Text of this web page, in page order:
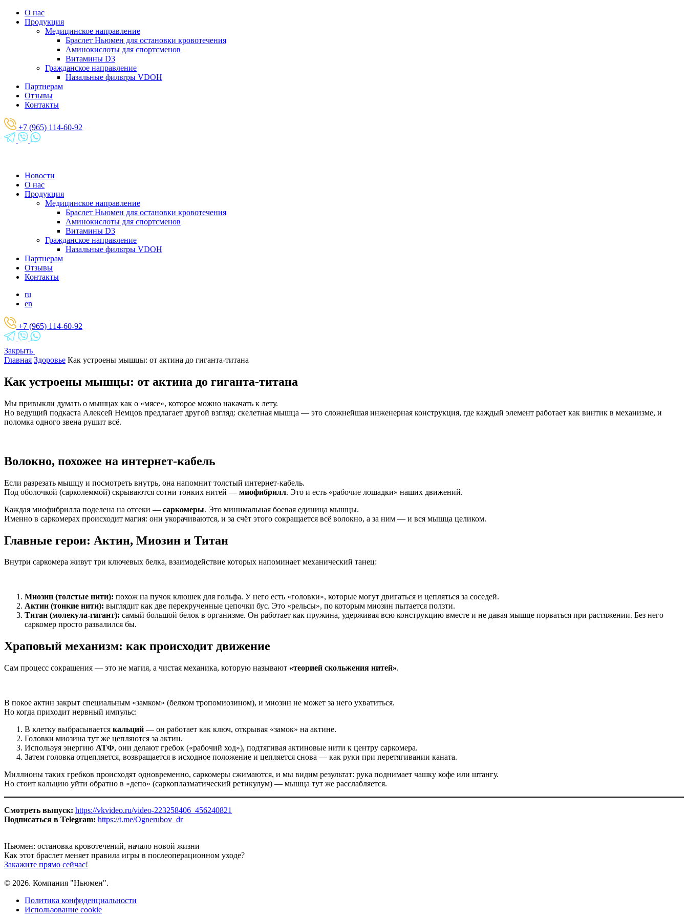
О нас
Продукция
Медицинское направление
Браслет Ньюмен для остановки кровотечения
Аминокислоты для спортсменов
Витамины D3
Гражданское направление
Назальные фильтры VDOH
Партнерам
Отзывы
Контакты
+7 (965) 114-60-92
Новости
О нас
Продукция
Медицинское направление
Браслет Ньюмен для остановки кровотечения
Аминокислоты для спортсменов
Витамины D3
Гражданское направление
Назальные фильтры VDOH
Партнерам
Отзывы
Контакты
ru
en
+7 (965) 114-60-92
Закрыть
Главная Здоровье Как устроены мышцы: от актина до гиганта-титана
Как устроены мышцы: от актина до гиганта-титана
Мы привыкли думать о мышцах как о «мясе», которое можно накачать к лету.
Но ведущий подкаста Алексей Немцов предлагает другой взгляд: скелетная мышца — это сложнейшая инженерная конструкция, где каждый элемент работает как винтик в механизме, и
поломка одного звена рушит всё.
Волокно, похожее на интернет-кабель
Если разрезать мышцу и посмотреть внутрь, она напомнит толстый интернет-кабель.
Под оболочкой (сарколеммой) скрываются сотни тонких нитей — миофибрилл. Это и есть «рабочие лошадки» наших движений.
Каждая миофибрилла поделена на отсеки — саркомеры. Это минимальная боевая единица мышцы.
Именно в саркомерах происходит магия: они укорачиваются, и за счёт этого сокращается всё волокно, а за ним — и вся мышца целиком.
Главные герои: Актин, Миозин и Титан
Внутри саркомера живут три ключевых белка, взаимодействие которых напоминает механический танец:
Миозин (толстые нити): похож на пучок клюшек для гольфа. У него есть «головки», которые могут двигаться и цепляться за соседей.
Актин (тонкие нити): выглядит как две перекрученные цепочки бус. Это «рельсы», по которым миозин пытается ползти.
Титан (молекула-гигант): самый большой белок в организме. Он работает как пружина, удерживая всю конструкцию вместе и не давая мышце порваться при растяжении. Без него
саркомер просто развалился бы.
Храповый механизм: как происходит движение
Сам процесс сокращения — это не магия, а чистая механика, которую называют «теорией скольжения нитей».
В покое актин закрыт специальным «замком» (белком тропомиозином), и миозин не может за него ухватиться.
Но когда приходит нервный импульс:
В клетку выбрасывается кальций — он работает как ключ, открывая «замок» на актине.
Головки миозина тут же цепляются за актин.
Используя энергию АТФ, они делают гребок («рабочий ход»), подтягивая актиновые нити к центру саркомера.
Затем головка отцепляется, возвращается в исходное положение и цепляется снова — как руки при перетягивании каната.
Миллионы таких гребков происходят одновременно, саркомеры сжимаются, и мы видим результат: рука поднимает чашку кофе или штангу.
Но стоит кальцию уйти обратно в «депо» (саркоплазматический ретикулум) — мышца тут же расслабляется.
Смотреть выпуск: https://vkvideo.ru/video-223258406_456240821
Подписаться в Telegram: https://t.me/Ognerubov_dr
Ньюмен: остановка кровотечений, начало новой жизни
Как этот браслет меняет правила игры в послеоперационном уходе?
Закажите прямо сейчас!
© 2026. Компания "Ньюмен".
Политика конфиденциальности
Использование cookie